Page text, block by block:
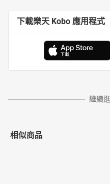
著三部曲的進行一再翻轉，是
家／朱嘉漢
‧戰爭最可怕之處，不是讓我們
讓我們對自己撒謊。成功欺騙
【來自世界的最高讚譽】
卻視而不見，反而以無畏的勇
下載樂天 Kobo 應用程式
繼續
相似商品